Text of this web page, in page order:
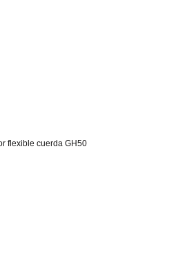
flexible cuerda GH50